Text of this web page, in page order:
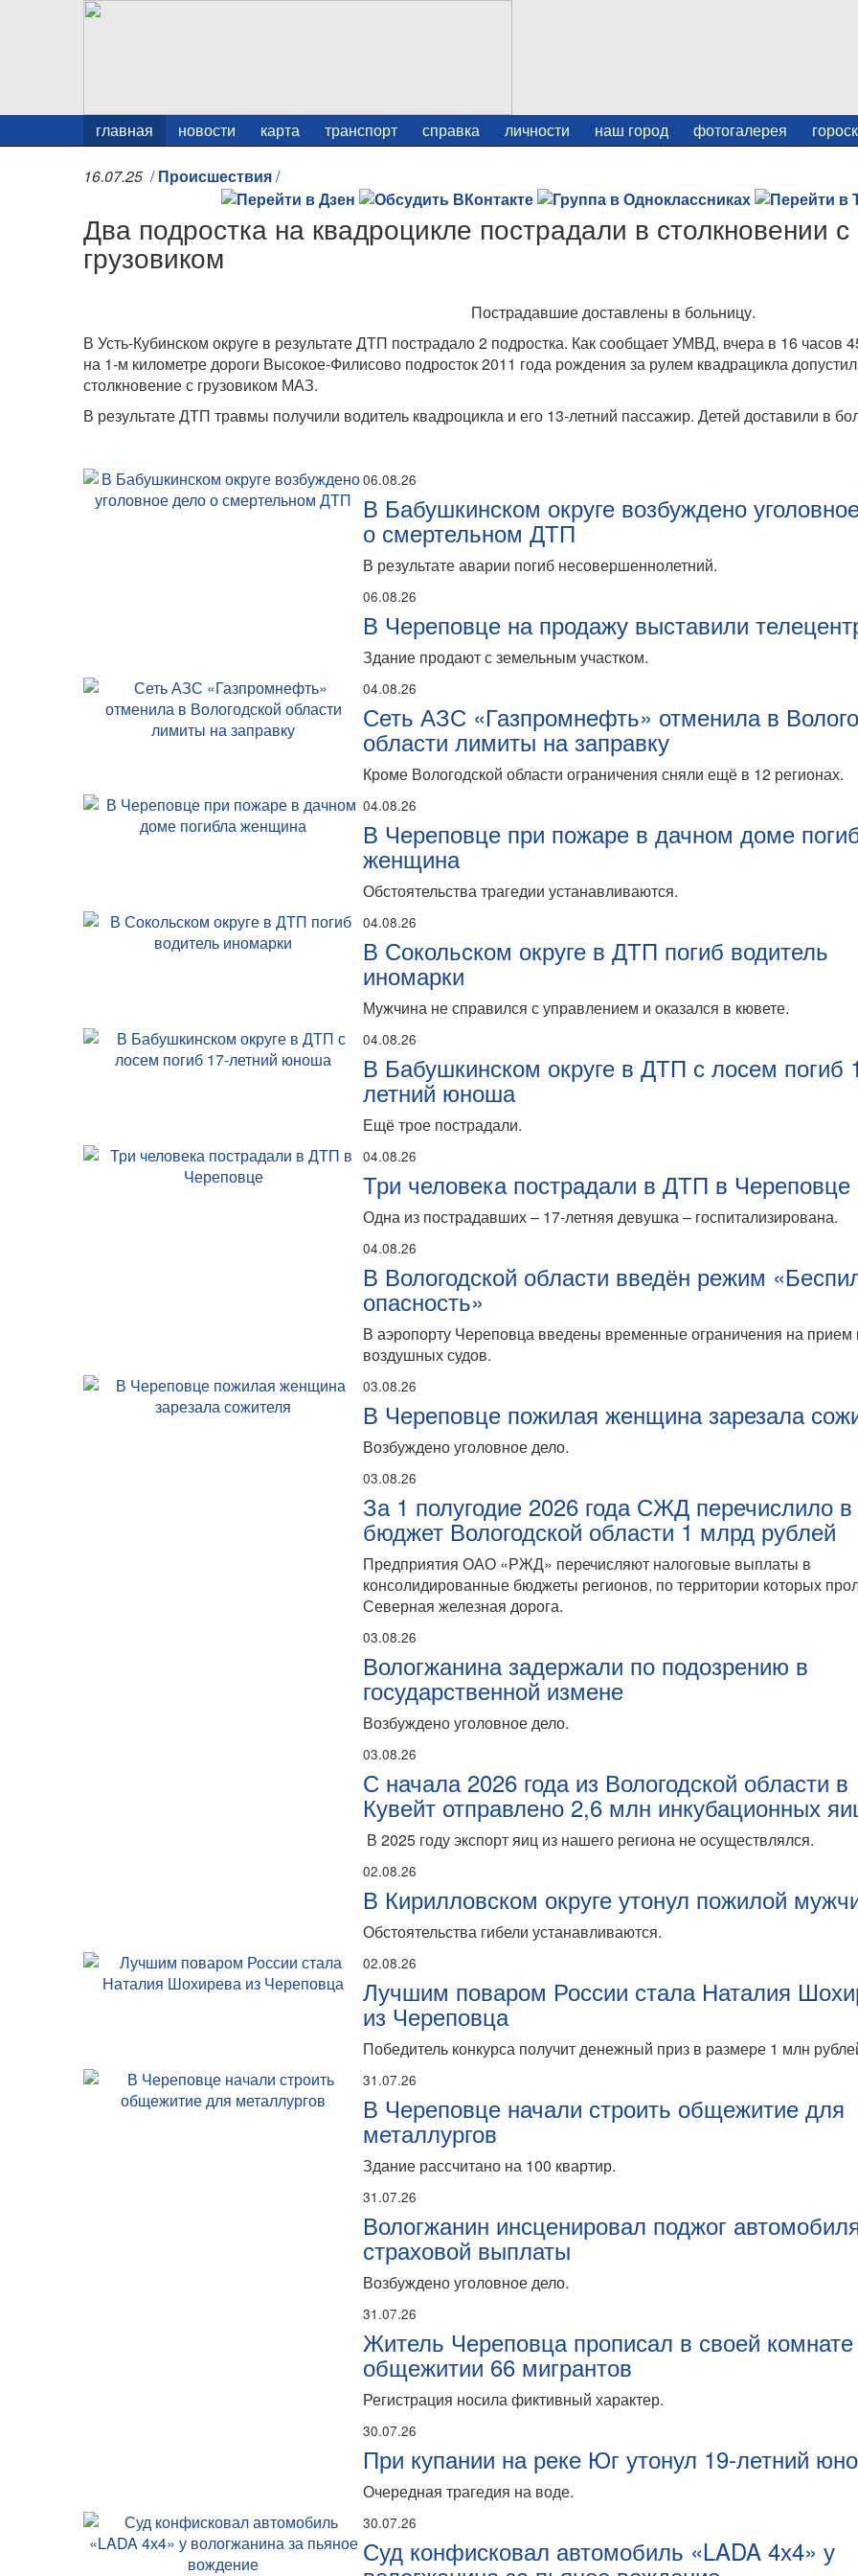
главная новости карта транспорт справка личности наш город фотогалерея
16.07.25 /Происшествия/
Два подростка на квадроцикле пострадали в столкновении с
грузовиком
Пострадавшие доставлены в больницу.
В Усть-Кубинском округе в результате ДТП пострадало 2 подростка. Как сообщает УМВД, вчера в 16 часов
на 1-м километре дороги Высокое-Филисово подросток 2011 года рождения за рулем квадрацикла допустил
столкновение с грузовиком МАЗ.
В результате ДТП травмы получили водитель квадроцикла и его 13-летний пассажир. Детей доставили в
06.08.26
В Бабушкинском округе возбуждено
о смертельном ДТП
В результате аварии погиб несовершеннолетний.
06.08.26
В Череповце на продажу выставили
Здание продают с земельным участком.
04.08.26
Сеть АЗС «Газпромнефть» отменила в
области лимиты на заправку
Кроме Вологодской области ограничения сняли ещё в 12 регионах.
04.08.26
В Череповце при пожаре в дачном доме
женщина
Обстоятельства трагедии устанавливаются.
04.08.26
В Сокольском округе в ДТП погиб водитель
иномарки
Мужчина не справился с управлением и оказался в кювете.
04.08.26
В Бабушкинском округе в ДТП с лосем погиб
летний юноша
Ещё трое пострадали.
04.08.26
Три человека пострадали в ДТП в Череповце
Одна из пострадавших – 17-летняя девушка – госпитализирована.
04.08.26
В Вологодской области введён режим
опасность»
В аэропорту Череповца введены временные ограничения на прием
воздушных судов.
03.08.26
В Череповце пожилая женщина зарезала
Возбуждено уголовное дело.
03.08.26
За 1 полугодие 2026 года СЖД перечислило в
бюджет Вологодской области 1 млрд рублей
Предприятия ОАО «РЖД» перечисляют налоговые выплаты в
консолидированные бюджеты регионов, по территории которых
Северная железная дорога.
03.08.26
Вологжанина задержали по подозрению в
государственной измене
Возбуждено уголовное дело.
03.08.26
С начала 2026 года из Вологодской области в
Кувейт отправлено 2,6 млн инкубационных
В 2025 году экспорт яиц из нашего региона не осуществлялся.
02.08.26
В Кирилловском округе утонул пожилой
Обстоятельства гибели устанавливаются.
02.08.26
Лучшим поваром России стала Наталия
из Череповца
Победитель конкурса получит денежный приз в размере 1 млн
31.07.26
В Череповце начали строить общежитие для
металлургов
Здание рассчитано на 100 квартир.
31.07.26
Вологжанин инсценировал поджог
страховой выплаты
Возбуждено уголовное дело.
31.07.26
Житель Череповца прописал в своей
общежитии 66 мигрантов
Регистрация носила фиктивный характер.
30.07.26
При купании на реке Юг утонул 19-летний
Очередная трагедия на воде.
30.07.26
Суд конфисковал автомобиль «LADA 4х4» у